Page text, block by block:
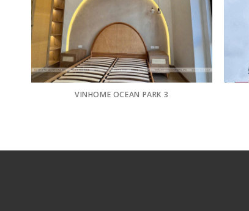
VINHOME OCEAN PARK 3